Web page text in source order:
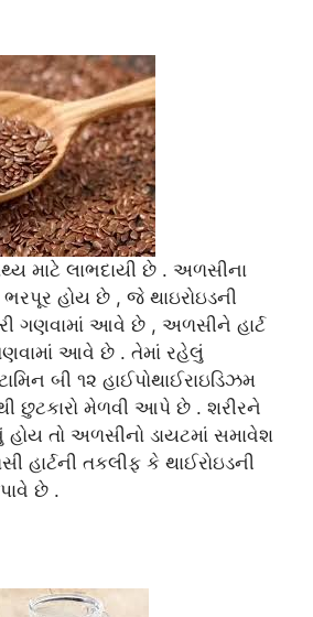
માટે લાભદાયી છે . અળસીના
ભરપૂર હોય છે , જે થાઇરોઇડની
ગણવામાં આવે છે , અળસીને હાર્ટ
આવે છે . તેમાં રહેલું
બી ૧૨ હાઈપોથાઈરાઇડિઝમ
છુટકારો મેળવી આપે છે . શરીરને
હોય તો અળસીનો ડાયટમાં સમાવેશ
હાર્ટની તકલીફ કે થાઈરોઇડની
છે .